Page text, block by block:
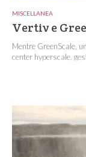
MISCELLANEA
Vertiv e
Mentre GreenScale,
center hyperscale,